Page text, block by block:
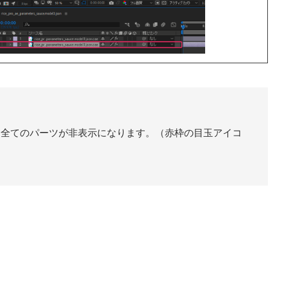
てのパーツが非表示になります。（赤枠の目玉アイコ